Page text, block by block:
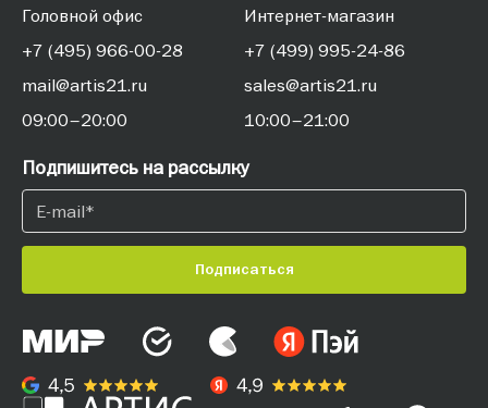
Головной офис
+7 (495) 966-00-28
mail@artis21.ru
09:00–20:00
Интернет-магазин
+7 (499) 995-24-86
sales@artis21.ru
10:00–21:00
Подпишитесь на рассылку
Подписаться